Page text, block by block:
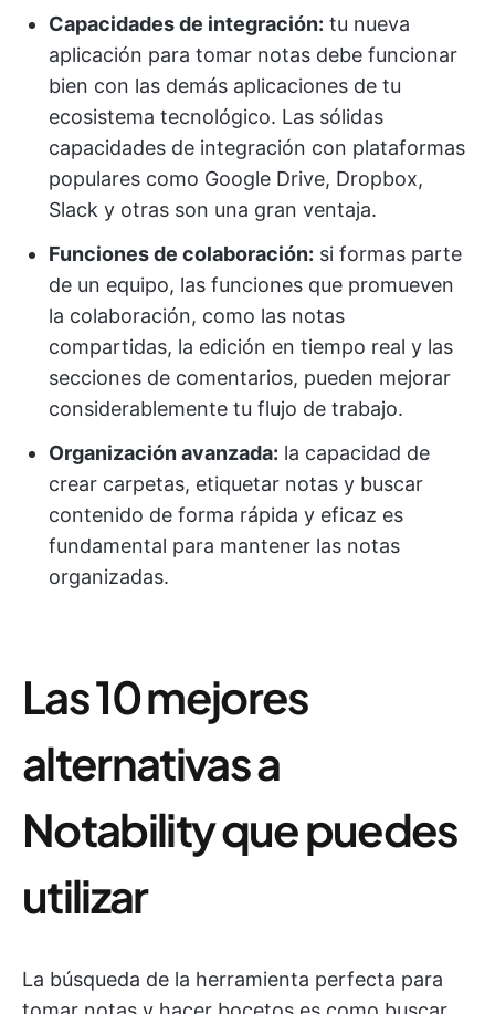
Capacidades de integración: tu nueva
aplicación para tomar notas debe funcionar
bien con las demás aplicaciones de tu
ecosistema tecnológico. Las sólidas
capacidades de integración con plataformas
populares como Google Drive, Dropbox,
Slack y otras son una gran ventaja.
Funciones de colaboración: si formas parte
de un equipo, las funciones que promueven
la colaboración, como las notas
compartidas, la edición en tiempo real y las
secciones de comentarios, pueden mejorar
considerablemente tu flujo de trabajo.
Organización avanzada: la capacidad de
crear carpetas, etiquetar notas y buscar
contenido de forma rápida y eficaz es
fundamental para mantener las notas
organizadas.
Las 10 mejores
alternativas a
Notability que puedes
utilizar
La búsqueda de la herramienta perfecta para